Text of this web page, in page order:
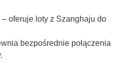
oferuje loty z Szanghaju do
bezpośrednie połączenia